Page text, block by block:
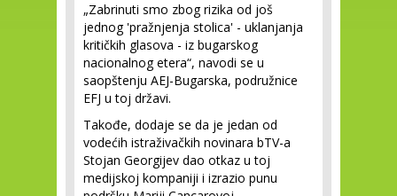
„Zabrinuti smo zbog rizika od još
jednog 'pražnjenja stolica' - uklanjanja
kritičkih glasova - iz bugarskog
nacionalnog etera“, navodi se u
saopštenju AEJ-Bugarska, podružnice
EFJ u toj državi.
Takođe, dodaje se da je jedan od
vodećih istraživačkih novinara bTV-a
Stojan Georgijev dao otkaz u toj
medijskoj kompaniji i izrazio punu